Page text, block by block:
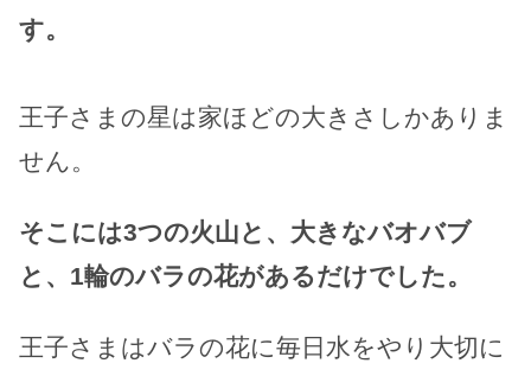
す。
王子さまの星は家ほどの大きさしかありま
せん。
そこには3つの火山と、大きなバオバブ
と、1輪のバラの花があるだけでした。
王子さまはバラの花に毎日水をやり大切に